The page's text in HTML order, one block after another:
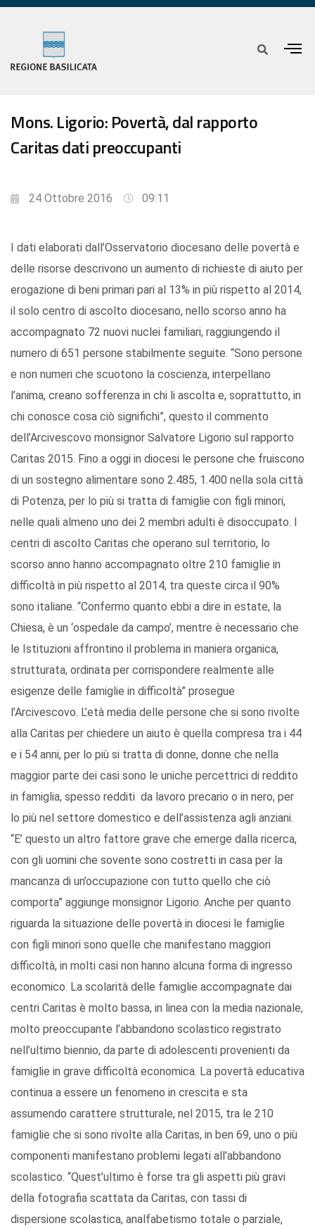
Mons. Ligorio: Povertà, dal rapporto
Caritas dati preoccupanti
24 Ottobre 2016 09:11
I dati elaborati dall’Osservatorio diocesano delle povertà e
delle risorse descrivono un aumento di richieste di aiuto per
erogazione di beni primari pari al 13% in più rispetto al 2014,
il solo centro di ascolto diocesano, nello scorso anno ha
accompagnato 72 nuovi nuclei familiari, raggiungendo il
numero di 651 persone stabilmente seguite. “Sono persone
e non numeri che scuotono la coscienza, interpellano
l’anima, creano sofferenza in chi li ascolta e, soprattutto, in
chi conosce cosa ciò significhi”, questo il commento
dell’Arcivescovo monsignor Salvatore Ligorio sul rapporto
Caritas 2015. Fino a oggi in diocesi le persone che fruiscono
di un sostegno alimentare sono 2.485, 1.400 nella sola città
di Potenza, per lo più si tratta di famiglie con figli minori,
nelle quali almeno uno dei 2 membri adulti è disoccupato. I
centri di ascolto Caritas che operano sul territorio, lo
scorso anno hanno accompagnato oltre 210 famiglie in
difficoltà in più rispetto al 2014, tra queste circa il 90%
sono italiane. “Confermo quanto ebbi a dire in estate, la
Chiesa, è un ‘ospedale da campo’, mentre è necessario che
le Istituzioni affrontino il problema in maniera organica,
strutturata, ordinata per corrispondere realmente alle
esigenze delle famiglie in difficoltà” prosegue
l’Arcivescovo. L’età media delle persone che si sono rivolte
alla Caritas per chiedere un aiuto è quella compresa tra i 44
e i 54 anni, per lo più si tratta di donne, donne che nella
maggior parte dei casi sono le uniche percettrici di reddito
in famiglia, spesso redditi da lavoro precario o in nero, per
lo più nel settore domestico e dell’assistenza agli anziani.
“E’ questo un altro fattore grave che emerge dalla ricerca,
con gli uomini che sovente sono costretti in casa per la
mancanza di un’occupazione con tutto quello che ciò
comporta” aggiunge monsignor Ligorio. Anche per quanto
riguarda la situazione delle povertà in diocesi le famiglie
con figli minori sono quelle che manifestano maggiori
difficoltà, in molti casi non hanno alcuna forma di ingresso
economico. La scolarità delle famiglie accompagnate dai
centri Caritas è molto bassa, in linea con la media nazionale,
molto preoccupante l’abbandono scolastico registrato
nell’ultimo biennio, da parte di adolescenti provenienti da
famiglie in grave difficoltà economica. La povertà educativa
continua a essere un fenomeno in crescita e sta
assumendo carattere strutturale, nel 2015, tra le 210
famiglie che si sono rivolte alla Caritas, in ben 69, uno o più
componenti manifestano problemi legati all’abbandono
scolastico. “Quest’ultimo è forse tra gli aspetti più gravi
della fotografia scattata da Caritas, con tassi di
dispersione scolastica, analfabetismo totale o parziale,